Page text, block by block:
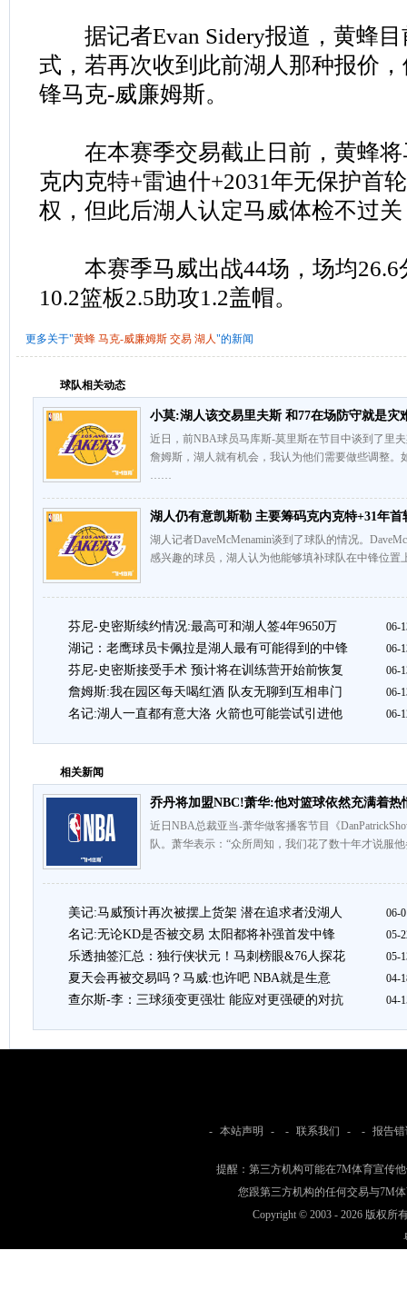
据记者Evan Sidery报道，黄蜂目
式，若再次收到此前湖人那种报价
锋马克-威廉姆斯。
在本赛季交易截止日前，黄蜂将
克内克特+雷迪什+2031年无保护首
权，但此后湖人认定马威体检不过
本赛季马威出战44场，场均26.6
10.2篮板2.5助攻1.2盖帽。
更多关于"黄蜂 马克-威廉姆斯 交易 湖人"的新闻
球队相关动态
小莫:湖人该交易里夫斯 和77在场防守就是灾
近日，前NBA球员马库斯-莫里斯在节目中谈到了里
詹姆斯，湖人就有机会，我认为他们需要做些调整
……
湖人仍有意凯斯勒 主要筹码克内克特+31年首
湖人记者DaveMcMenamin谈到了球队的情况。
感兴趣的球员，湖人认为他能够填补球队在中锋位
芬尼-史密斯续约情况:最高可和湖人签4年9650万 06-
湖记：老鹰球员卡佩拉是湖人最有可能得到的中锋 06-
芬尼-史密斯接受手术 预计将在训练营开始前恢复 06-
詹姆斯:我在园区每天喝红酒 队友无聊到互相串门 06-
名记:湖人一直都有意大洛 火箭也可能尝试引进他 06-
相关新闻
乔丹将加盟NBC!萧华:他对篮球依然充满着热
近日NBA总裁亚当-萧华做客播客节目《
队。萧华表示：“众所周知，我们花了数十年才说服
美记:马威预计再次被摆上货架 潜在追求者没湖人 06-
名记:无论KD是否被交易 太阳都将补强首发中锋 05-
乐透抽签汇总：独行侠状元！马刺榜眼&76人探花 05-
夏天会再被交易吗？马威:也许吧 NBA就是生意 04-
查尔斯-李：三球须变更强壮 能应对更强硬的对抗 04-
- 本站声明 - - 联系我们 - - 报告
提醒：第三方机构可能在7M体育宣传
您跟第三方机构的任何交易与7M
Copyright © 2003 - 2026 版权所